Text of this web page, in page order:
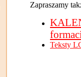
Zapraszamy
Teksty